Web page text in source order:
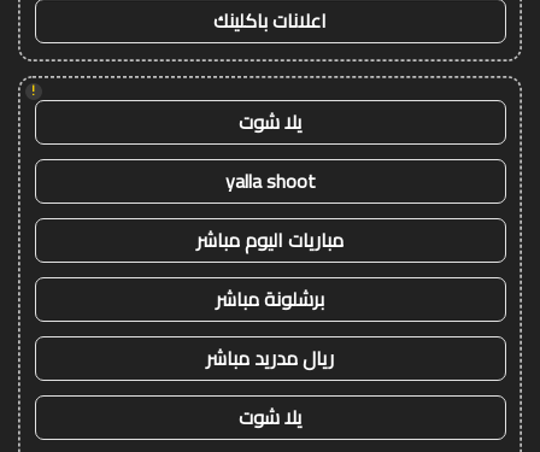
اعلانات باكلينك
!
يلا شوت
yalla shoot
مباريات اليوم مباشر
برشلونة مباشر
ريال مدريد مباشر
يلا شوت